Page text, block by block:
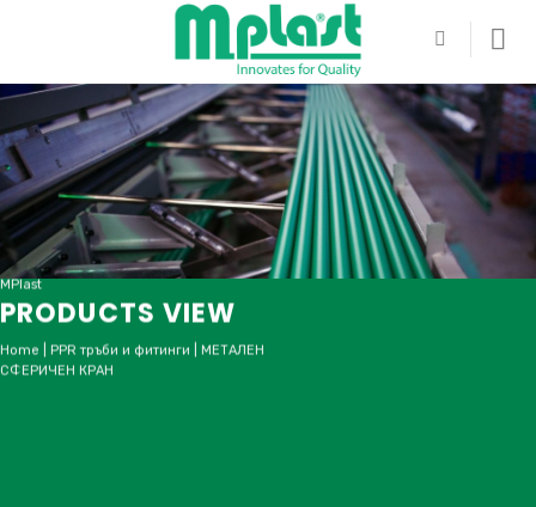
MPlast
PRODUCTS VIEW
Home PPR тръби и фитинги
МЕТАЛЕН
СФЕРИЧЕН КРАН